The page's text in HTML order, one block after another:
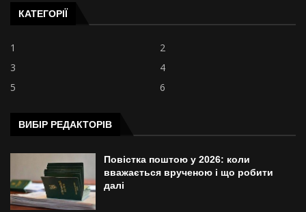
КАТЕГОРІЇ
1
2
3
4
5
6
ВИБІР РЕДАКТОРІВ
Повістка поштою у 2026: коли
вважається врученою і що робити
далі